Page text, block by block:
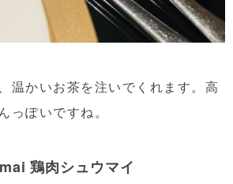
温かいお茶を注いでくれます。高
っぽいですね。
鶏肉シュウマイ